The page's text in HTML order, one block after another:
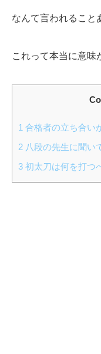
なんて言われること
これって本当に意味
1 合格者の立ち合い
2 八段の先生に聞い
3 初太刀は何を打つ